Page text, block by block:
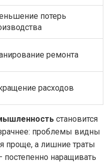
потерь
ремонта
расходов
становится
проблемы видны
проще, а лишние траты
наращивать